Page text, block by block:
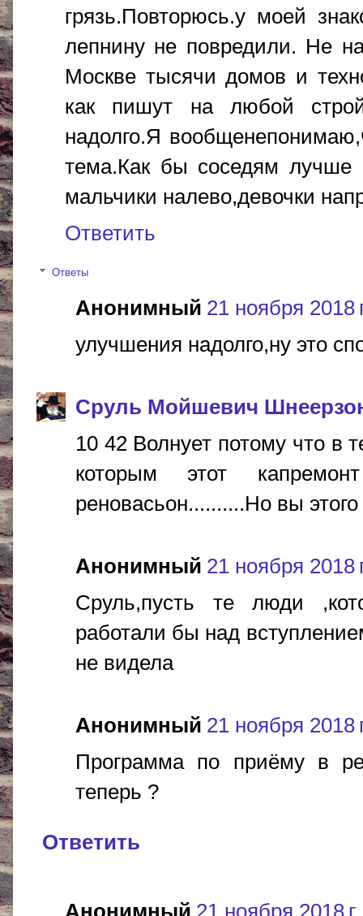
грязь.Повторюсь.у моей
лепнину не повредили. Не
Москве тысячи домов и
как пишут на любой
надолго.Я
тема.Как бы соседям лучше
мальчики налево,девочки
Ответить
Ответы
Анонимный 21 ноября 2018
улучшения надолго,ну это
Сруль Мойшевич
10 42 Волнует потому что в
которым этот
реновасьон..........Но вы
Анонимный 21 ноября 2018
Сруль,пусть те люди
работали бы над
не видела
Анонимный 21 ноября 2018
Программа по приёму в
теперь ?
Ответить